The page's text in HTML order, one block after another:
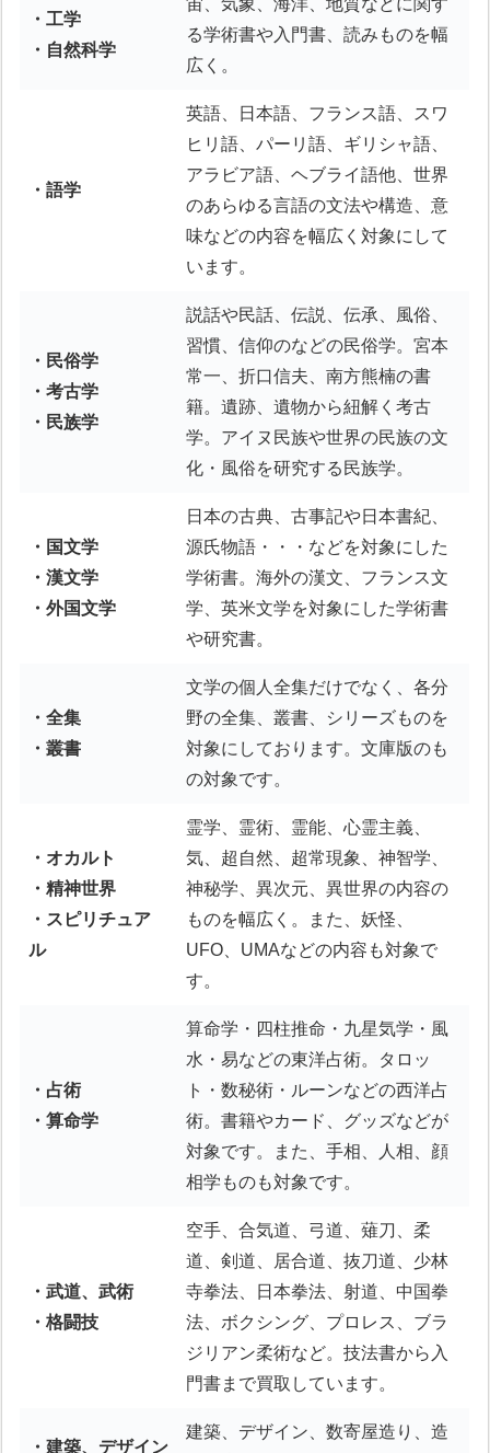
・工学
・自然科学
宙、気象、海洋、地質などに関す
る学術書や入門書、読みものを幅
広く。
・語学
英語、日本語、フランス語、スワ
ヒリ語、パーリ語、ギリシャ語、
アラビア語、ヘブライ語他、世界
のあらゆる言語の文法や構造、意
味などの内容を幅広く対象にして
います。
・民俗学
・考古学
・民族学
説話や民話、伝説、伝承、風俗、
習慣、信仰のなどの民俗学。宮本
常一、折口信夫、南方熊楠の書
籍。遺跡、遺物から紐解く考古
学。アイヌ民族や世界の民族の文
化・風俗を研究する民族学。
・国文学
・漢文学
・外国文学
日本の古典、古事記や日本書紀、
源氏物語・・・などを対象にした
学術書。海外の漢文、フランス文
学、英米文学を対象にした学術書
や研究書。
・全集
・叢書
文学の個人全集だけでなく、各分
野の全集、叢書、シリーズものを
対象にしております。文庫版のも
の対象です。
・オカルト
・精神世界
・スピリチュア
ル
霊学、霊術、霊能、心霊主義、
気、超自然、超常現象、神智学、
神秘学、異次元、異世界の内容の
ものを幅広く。また、妖怪、
UFO、UMAなどの内容も対象で
す。
・占術
・算命学
算命学・四柱推命・九星気学・風
水・易などの東洋占術。タロッ
ト・数秘術・ルーンなどの西洋占
術。書籍やカード、グッズなどが
対象です。また、手相、人相、顔
相学ものも対象です。
・武道、武術
・格闘技
空手、合気道、弓道、薙刀、柔
道、剣道、居合道、抜刀道、少林
寺拳法、日本拳法、射道、中国拳
法、ボクシング、プロレス、ブラ
ジリアン柔術など。技法書から入
門書まで買取しています。
・建築、デザイン
建築、デザイン、数寄屋造り、造